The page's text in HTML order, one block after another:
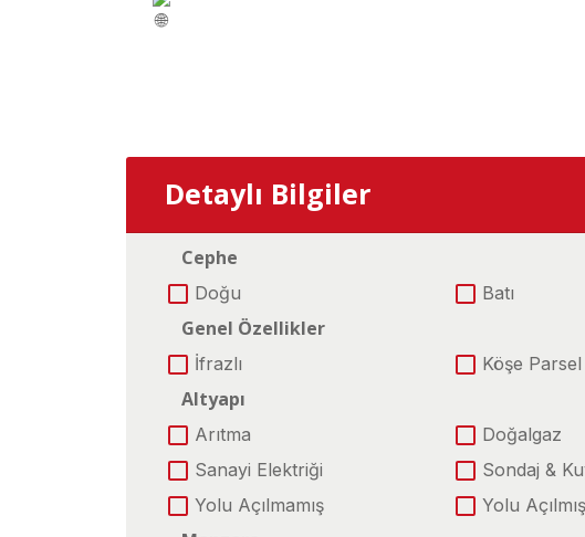
Detaylı Bilgiler
Cephe
Doğu Batı
Genel Özellikler
İfrazlı Köşe Parsel
Altyapı
Arıtma Doğalgaz
Sanayi Elektriği
Sondaj &
Yolu Açılmamış
Yolu Açılmış